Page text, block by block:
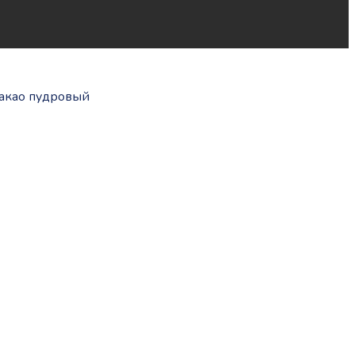
пудровый